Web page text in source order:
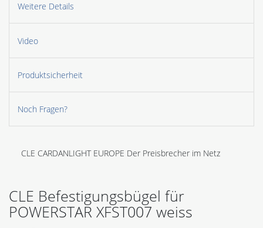
Weitere Details
Video
Produktsicherheit
Noch Fragen?
CLE CARDANLIGHT EUROPE Der Preisbrecher im Netz
CLE Befestigungsbügel für
POWERSTAR XFST007 weiss